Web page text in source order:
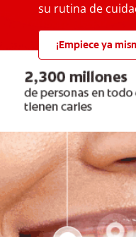
su rutina de
¡Empiece ya